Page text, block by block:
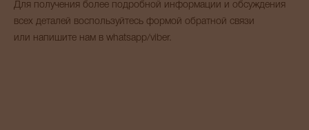
Для получения более подробной информации и обсуждения
всех деталей воспользуйтесь формой обратной связи
или напишите нам в whatsapp/viber.